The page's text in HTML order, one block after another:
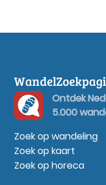
Ontdek
5.000
Zoek op wandeling
Zoek op kaart
Zoek op horeca